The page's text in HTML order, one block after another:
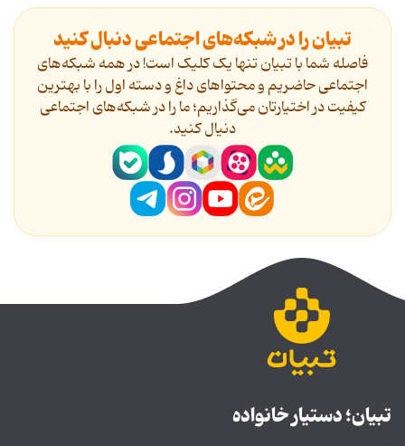
تبیان را در شبکه‌های اجتماعی دنبال کنید
فاصله شما با تبیان تنها یک کلیک است! در همه شبکه‌های
اجتماعی حاضریم و محتواهای داغ و دسته اول را با بهترین
کیفیت در اختیارتان می‌گذاریم؛ ما را در شبکه‌های اجتماعی
دنیال کنید.
تبیان؛ دستیار خانواده